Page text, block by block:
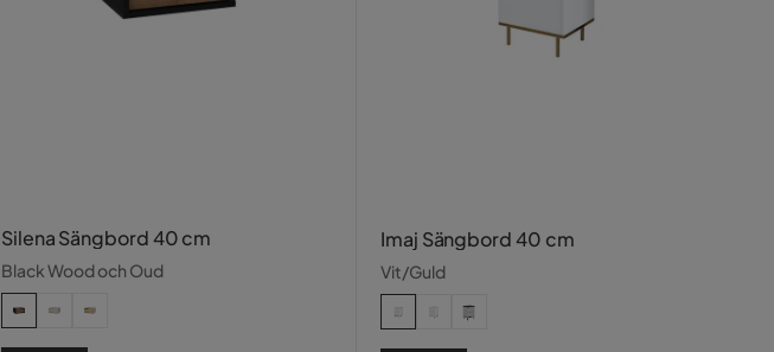
Silena Sängbord 40 cm
Black Wood och Oud
Imaj Sängbord 40 cm
Vit/Guld